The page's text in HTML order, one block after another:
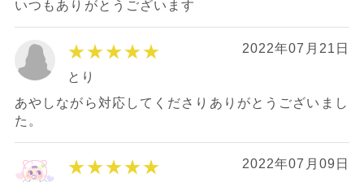
いつもありがとうございます
★★★★★ 2022年07月21日
とり
あやしながら対応してくださりありがとうございまし
た。
★★★★★ 2022年07月09日